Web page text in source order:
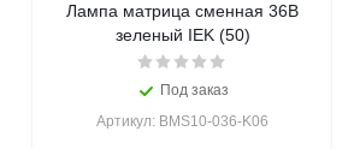
Лампа матрица сменная 36В
зеленый IEK (50)
Под заказ
Артикул: BMS10-036-K06